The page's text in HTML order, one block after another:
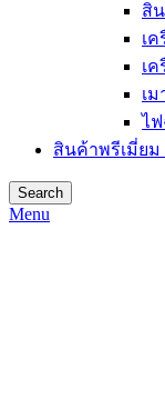
สิ
เ
เ
เ
ไ
สินค้าพรีเมี่ย
Search
Menu